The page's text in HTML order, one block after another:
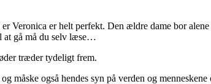
Veronica er helt perfekt. Den ældre dame bor
at gå må du selv læse…
træder tydeligt frem.
måske også hendes syn på verden og menneskene